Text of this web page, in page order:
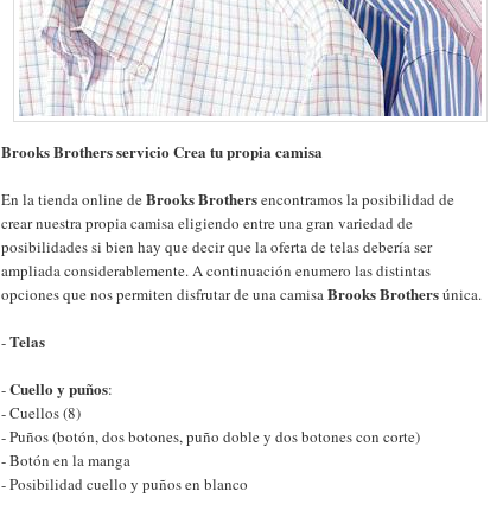
Brooks Brothers servicio Crea tu propia camisa
En la tienda online deBrooks Brothersencontramos la posibilidad de
crear nuestra propia camisa eligiendo entre una gran variedad de
posibilidades si bien hay que decir que la oferta de telas debería ser
ampliada considerablemente. A continuación enumero las distintas
opciones que nos permiten disfrutar de una camisaBrooks Brothersúnica.
-Telas
-Cuello y puños:
- Cuellos (8)
- Puños (botón, dos botones, puño doble y dos botones con corte)
- Botón en la manga
- Posibilidad cuello y puños en blanco